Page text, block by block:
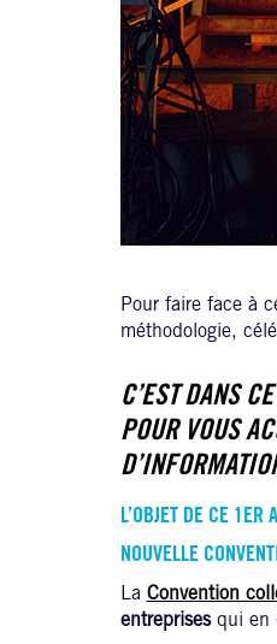
Pour faire face à
méthodologie,
C’EST DANS
POUR VOUS
L’OBJET DE CE 1ER
NOUVELLE
La Convention
entreprisesqui en